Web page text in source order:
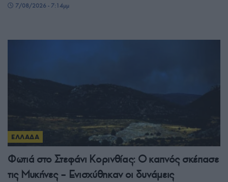
7/08/2026 - 7:14μμ
ΕΛΛΑΔΑ
Φωτιά στο Στεφάνι Κορινθίας: Ο καπνός σκέπασε
τις Μυκήνες – Ενισχύθηκαν οι δυνάμεις